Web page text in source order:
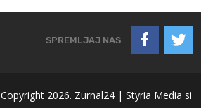
SPREMLJAJ NAS
Copyright 2026. Zurnal24 | Styria Media si